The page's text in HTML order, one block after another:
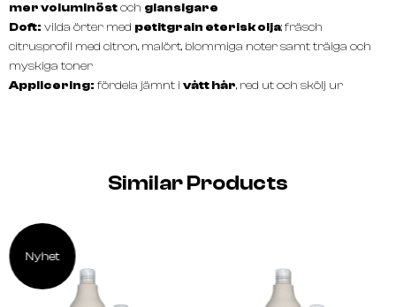
mer voluminöstoch glansigare
Doft: vilda örter med petitgrain eterisk olja; fräsch
citrusprofil med citron, malört, blommiga noter samt träiga och
myskiga toner
Applicering: fördela jämnt i vått hår, red ut och skölj ur
Similar Products
Nyhet